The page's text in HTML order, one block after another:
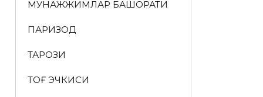
МУНАЖЖИМЛАР БАШОРАТИ
ПАРИЗОД
ТАРОЗИ
ТОҒ ЭЧКИСИ